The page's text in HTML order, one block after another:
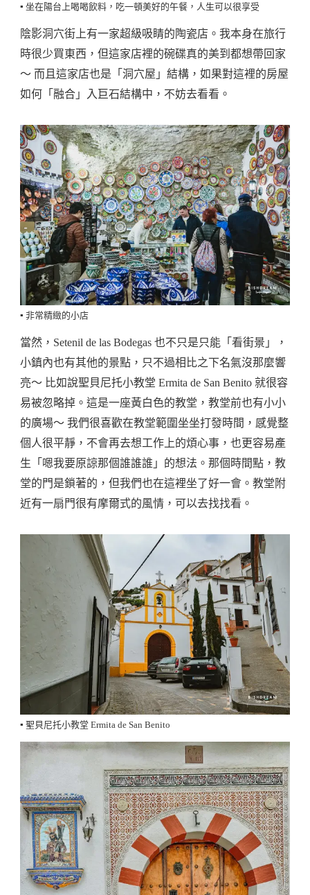
▪️ 坐在陽台上喝喝飲料，吃一頓美好的午餐，人生可以很享受
陰影洞穴街上有一家超級吸睛的陶瓷店。我本身在旅行
時很少買東西，但這家店裡的碗碟真的美到都想帶回家
～ 而且這家店也是「洞穴屋」結構，如果對這裡的房屋
如何「融合」入巨石結構中，不妨去看看。
▪️ 非常精緻的小店
當然，Setenil de las Bodegas 也不只是只能「看街景」，
小鎮內也有其他的景點，只不過相比之下名氣沒那麼響
亮～ 比如說聖貝尼托小教堂 Ermita de San Benito 就很容
易被忽略掉。這是一座黃白色的教堂，教堂前也有小小
的廣場～ 我們很喜歡在教堂範圍坐坐打發時間，感覺整
個人很平靜，不會再去想工作上的煩心事，也更容易產
生「嗯我要原諒那個誰誰誰」的想法。那個時間點，教
堂的門是鎖著的，但我們也在這裡坐了好一會。教堂附
近有一扇門很有摩爾式的風情，可以去找找看。
▪️ 聖貝尼托小教堂 Ermita de San Benito